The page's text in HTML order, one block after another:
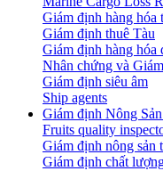
Giám định hàng hóa
Giám định thuê Tàu
Giám định hàng hóa
Nhân chứng và
Giám định siêu âm
Ship agents
Giám định Nông
Fruits quality
Giám định nông sản
Giám định chất